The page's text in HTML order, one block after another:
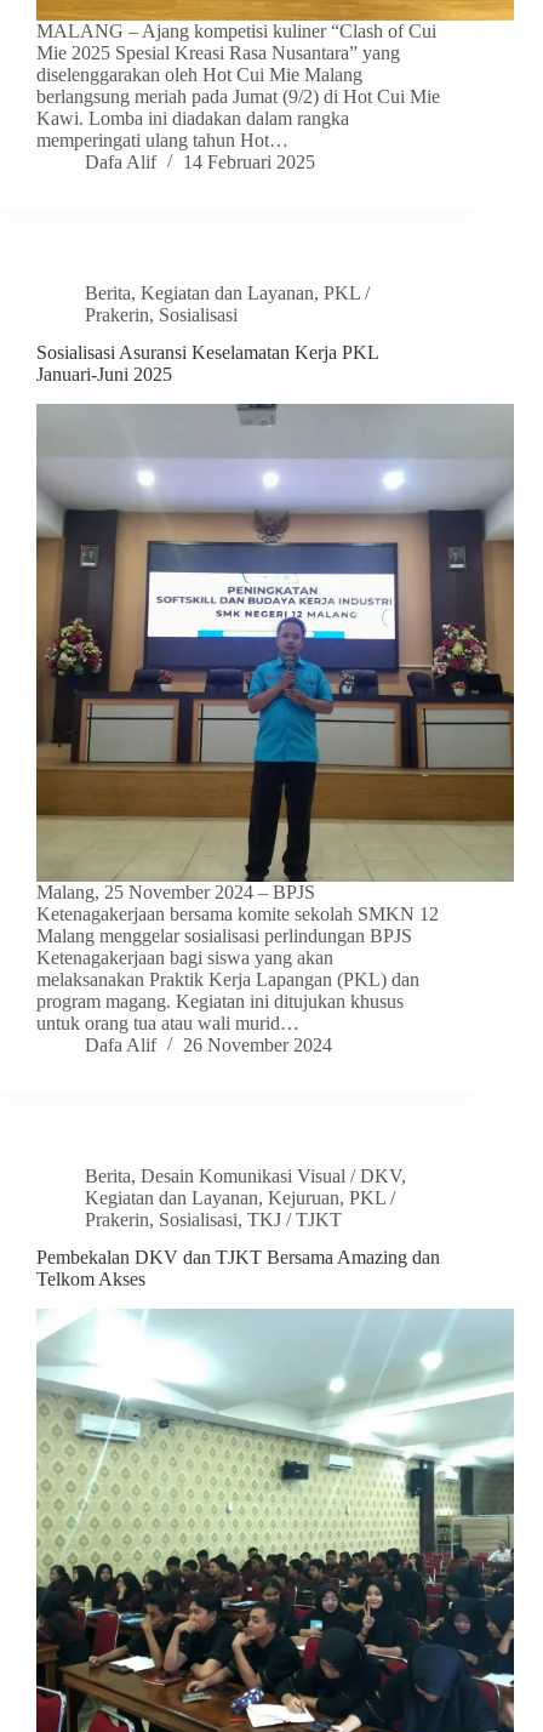
MALANG – Ajang kompetisi kuliner “Clash of Cui
Mie 2025 Spesial Kreasi Rasa Nusantara” yang
diselenggarakan oleh Hot Cui Mie Malang
berlangsung meriah pada Jumat (9/2) di Hot Cui Mie
Kawi. Lomba ini diadakan dalam rangka
memperingati ulang tahun Hot…
Dafa Alif
14 Februari 2025
Berita, Kegiatan dan Layanan, PKL /
Prakerin, Sosialisasi
Sosialisasi Asuransi Keselamatan Kerja PKL
Januari-Juni 2025
Malang, 25 November 2024 – BPJS
Ketenagakerjaan bersama komite sekolah SMKN 12
Malang menggelar sosialisasi perlindungan BPJS
Ketenagakerjaan bagi siswa yang akan
melaksanakan Praktik Kerja Lapangan (PKL) dan
program magang. Kegiatan ini ditujukan khusus
untuk orang tua atau wali murid…
Dafa Alif
26 November 2024
Berita, Desain Komunikasi Visual / DKV,
Kegiatan dan Layanan, Kejuruan, PKL /
Prakerin, Sosialisasi, TKJ / TJKT
Pembekalan DKV dan TJKT Bersama Amazing dan
Telkom Akses